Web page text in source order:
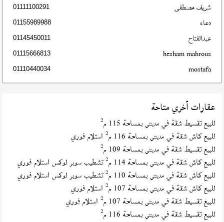
شريف مصطفى 01111100291
دعاء 01155989988
عبدالفتاح 01145450011
hesham mahrous
01115666813
mostafa
01110440034
عقارات أخري متاحة
للبيع تقسيط شقة فيمدينتي بمساحة 115 م 2
للبيع كاش شقة فيمدينتي بمساحة 116 م 2 استلام فوري
للبيع تقسيط شقة فيمدينتي بمساحة 109 م 2
للبيع كاش شقة فيمدينتي بمساحة 114 م 2تشطيب سوبر لوكس استلام فوري
للبيع كاش شقة فيمدينتي بمساحة 110 م 2تشطيب سوبر لوكس استلام فوري
للبيع كاش شقة فيمدينتي بمساحة 107 م 2 استلام فوري
للبيع تقسيط شقة فيمدينتي بمساحة 107 م 2 استلام فوري
للبيع تقسيط شقة فيمدينتي بمساحة 116 م 2